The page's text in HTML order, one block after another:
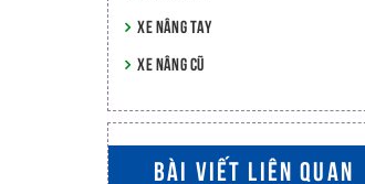
XE NÂNG TAY
XE NÂNG CŨ
BÀI VIẾT LIÊN QUAN